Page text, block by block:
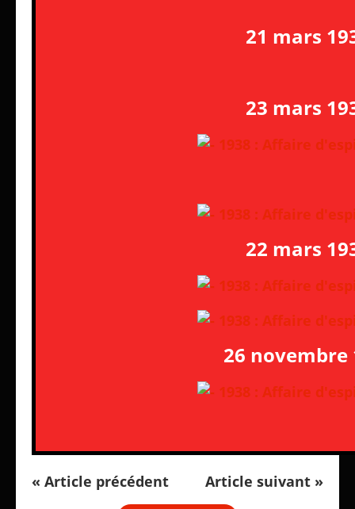
21 mars
23 mars
22 mars
26 novembre
« Article précédent Article suivant »